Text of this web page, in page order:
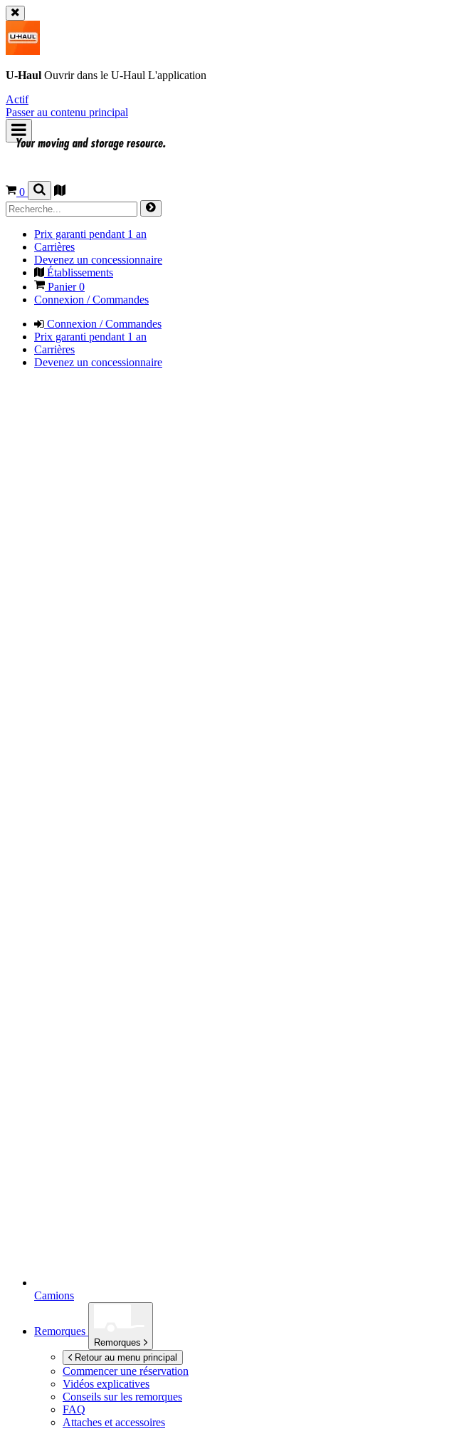
U-Haul Ouvrir dans le U-Haul L'application
Actif
Passer au contenu principal
0
Prix garanti pendant 1 an
Carrières
Devenez un concessionnaire
Établissements
Panier0
Connexion / Commandes
Connexion / Commandes
Prix garanti pendant 1 an
Carrières
Devenez un concessionnaire
Camions
Remorques
Remorques
Retour au menu principal
Commencer une réservation
Vidéos explicatives
Conseils sur les remorques
FAQ
Attaches et accessoires